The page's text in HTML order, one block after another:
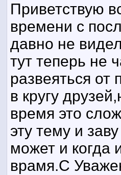
Приветствую
времени с
давно не
тут теперь не
развеяться от
в кругу
время это
эту тему и
может и когда
врамя.С